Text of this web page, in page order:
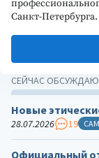
Санкт-Петербурга.
СЕЙЧАС
Новые
28.07.2026 19
Официальный